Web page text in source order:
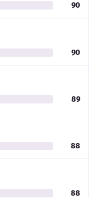
90
90
89
88
88